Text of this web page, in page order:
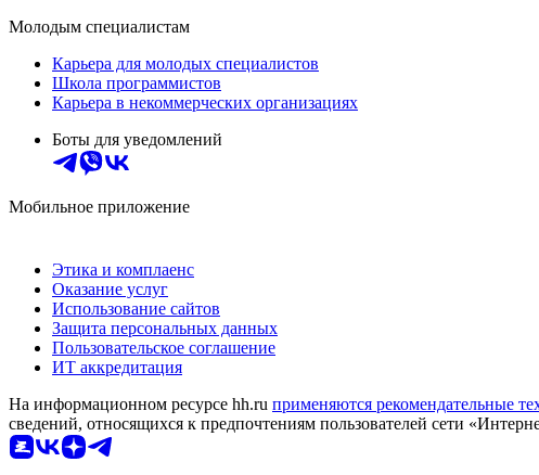
Молодым специалистам
Карьера для молодых специалистов
Школа программистов
Карьера в некоммерческих организациях
Боты для уведомлений
Мобильное приложение
Этика и комплаенс
Оказание услуг
Использование сайтов
Защита персональных данных
Пользовательское соглашение
ИТ аккредитация
На информационном ресурсе hh.ru применяются рекомендательные
сведений, относящихся к предпочтениям пользователей сети